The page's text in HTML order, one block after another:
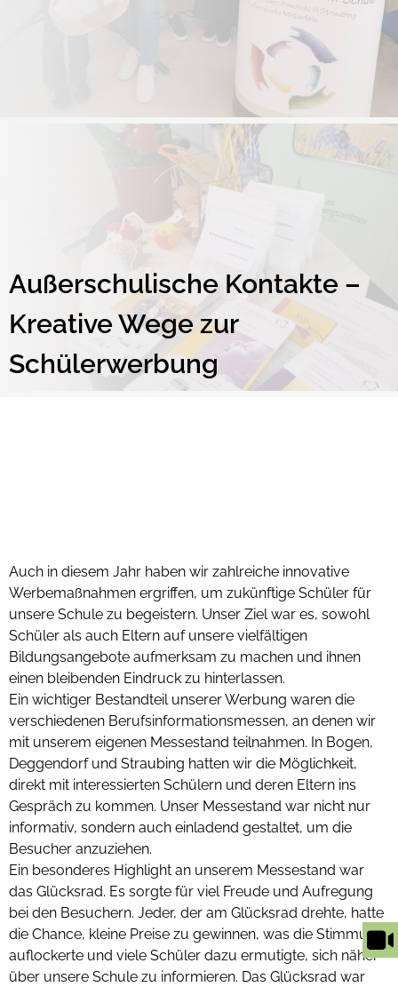
Außerschulische Kontakte –
Kreative Wege zur
Schülerwerbung
Auch in diesem Jahr haben wir zahlreiche innovative
Werbemaßnahmen ergriffen, um zukünftige Schüler für
unsere Schule zu begeistern. Unser Ziel war es, sowohl
Schüler als auch Eltern auf unsere vielfältigen
Bildungsangebote aufmerksam zu machen und ihnen
einen bleibenden Eindruck zu hinterlassen.
Ein wichtiger Bestandteil unserer Werbung waren die
verschiedenen Berufsinformationsmessen, an denen wir
mit unserem eigenen Messestand teilnahmen. In Bogen,
Deggendorf und Straubing hatten wir die Möglichkeit,
direkt mit interessierten Schülern und deren Eltern ins
Gespräch zu kommen. Unser Messestand war nicht nur
informativ, sondern auch einladend gestaltet, um die
Besucher anzuziehen.
Ein besonderes Highlight an unserem Messestand war
das Glücksrad. Es sorgte für viel Freude und Aufregung
bei den Besuchern. Jeder, der am Glücksrad drehte, hatte
die Chance, kleine Preise zu gewinnen, was die Stimmung
auflockerte und viele Schüler dazu ermutigte, sich näher
über unsere Schule zu informieren. Das Glücksrad war